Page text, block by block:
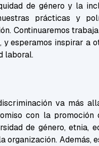
de género y la
prácticas y
Continuaremos
esperamos inspirar a
laboral.
va más
con la
de género, etnia,
Además,